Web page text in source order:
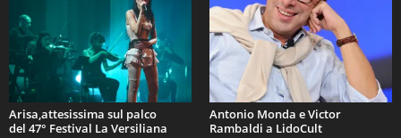
Arisa,attesissima sul palco
del 47° Festival La Versiliana
Antonio Monda e Victor
Rambaldi a LidoCult